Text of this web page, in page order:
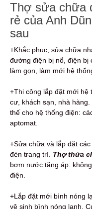
Thợ sửa chữa
rẻ của Anh
sau
+Khắc phục, sửa chữa
đường điện bị nổ, điện bị
làm gọn, làm mới hệ
+Thi công lắp đặt mới hệ
cư, khách sạn, nhà
thế cho hệ thống điện:
aptomat.
+Sửa chữa và lắp đặt
đèn trang trí. Thợ thửa
bơm nước tăng áp:
điện.
+Lắp đặt mới bình nóng
vệ sinh bình nóng lạnh.